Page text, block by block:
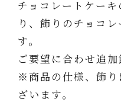
チョコレートケー
り、飾りのチョコ
す。
ご要望に合わせ追
※商品の仕様、飾り
ざいます。